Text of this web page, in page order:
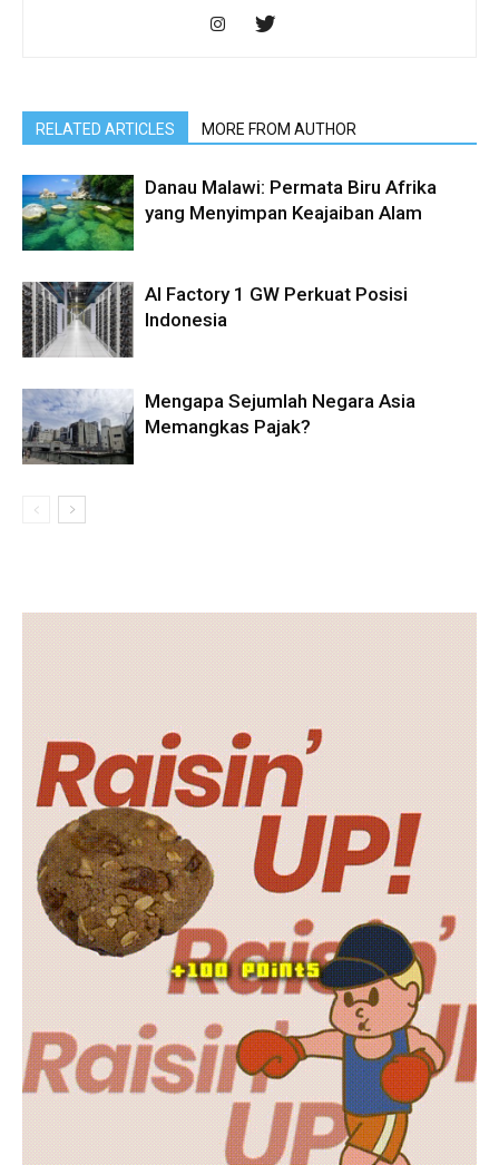
RELATED ARTICLES MORE FROM AUTHOR
Danau Malawi: Permata Biru Afrika
yang Menyimpan Keajaiban Alam
AI Factory 1 GW Perkuat Posisi
Indonesia
Mengapa Sejumlah Negara Asia
Memangkas Pajak?